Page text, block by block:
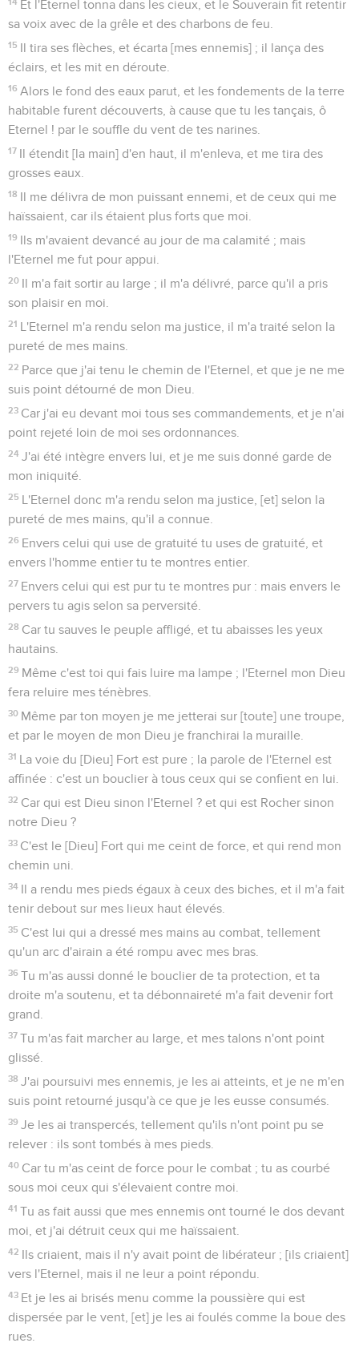
Et l'Eternel tonna dans les cieux, et le Souverain fit retentir
sa voix avec de la grêle et des charbons de feu.
15 Il tira ses flèches, et écarta [mes ennemis] ; il lança des
éclairs, et les mit en déroute.
16 Alors le fond des eaux parut, et les fondements de la terre
habitable furent découverts, à cause que tu les tançais, ô
Eternel ! par le souffle du vent de tes narines.
17 Il étendit [la main] d'en haut, il m'enleva, et me tira des
grosses eaux.
18 Il me délivra de mon puissant ennemi, et de ceux qui me
haïssaient, car ils étaient plus forts que moi.
19 Ils m'avaient devancé au jour de ma calamité ; mais
l'Eternel me fut pour appui.
20 Il m'a fait sortir au large ; il m'a délivré, parce qu'il a pris
son plaisir en moi.
21 L'Eternel m'a rendu selon ma justice, il m'a traité selon la
pureté de mes mains.
22 Parce que j'ai tenu le chemin de l'Eternel, et que je ne me
suis point détourné de mon Dieu.
23 Car j'ai eu devant moi tous ses commandements, et je n'ai
point rejeté loin de moi ses ordonnances.
24 J'ai été intègre envers lui, et je me suis donné garde de
mon iniquité.
25 L'Eternel donc m'a rendu selon ma justice, [et] selon la
pureté de mes mains, qu'il a connue.
26 Envers celui qui use de gratuité tu uses de gratuité, et
envers l'homme entier tu te montres entier.
27 Envers celui qui est pur tu te montres pur : mais envers le
pervers tu agis selon sa perversité.
28 Car tu sauves le peuple affligé, et tu abaisses les yeux
hautains.
29 Même c'est toi qui fais luire ma lampe ; l'Eternel mon Dieu
fera reluire mes ténèbres.
30 Même par ton moyen je me jetterai sur [toute] une troupe,
et par le moyen de mon Dieu je franchirai la muraille.
31 La voie du [Dieu] Fort est pure ; la parole de l'Eternel est
affinée : c'est un bouclier à tous ceux qui se confient en lui.
32 Car qui est Dieu sinon l'Eternel ? et qui est Rocher sinon
notre Dieu ?
33 C'est le [Dieu] Fort qui me ceint de force, et qui rend mon
chemin uni.
34 Il a rendu mes pieds égaux à ceux des biches, et il m'a fait
tenir debout sur mes lieux haut élevés.
35 C'est lui qui a dressé mes mains au combat, tellement
qu'un arc d'airain a été rompu avec mes bras.
36 Tu m'as aussi donné le bouclier de ta protection, et ta
droite m'a soutenu, et ta débonnaireté m'a fait devenir fort
grand.
37 Tu m'as fait marcher au large, et mes talons n'ont point
glissé.
38 J'ai poursuivi mes ennemis, je les ai atteints, et je ne m'en
suis point retourné jusqu'à ce que je les eusse consumés.
39 Je les ai transpercés, tellement qu'ils n'ont point pu se
relever : ils sont tombés à mes pieds.
40 Car tu m'as ceint de force pour le combat ; tu as courbé
sous moi ceux qui s'élevaient contre moi.
41 Tu as fait aussi que mes ennemis ont tourné le dos devant
moi, et j'ai détruit ceux qui me haïssaient.
42 Ils criaient, mais il n'y avait point de libérateur ; [ils criaient]
vers l'Eternel, mais il ne leur a point répondu.
43 Et je les ai brisés menu comme la poussière qui est
dispersée par le vent, [et] je les ai foulés comme la boue des
rues.